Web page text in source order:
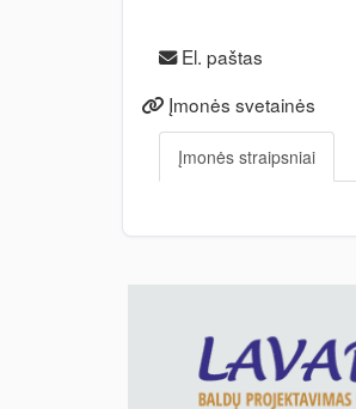
El. paštas
Įmonės svetainės
Įmonės straipsniai